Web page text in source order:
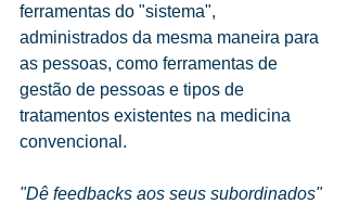
ferramentas do "sistema",
administrados da mesma maneira para
as pessoas, como ferramentas de
gestão de pessoas e tipos de
tratamentos existentes na medicina
convencional.
"Dê feedbacks aos seus subordinados"